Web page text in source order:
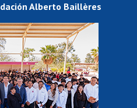
Alberto Baillères